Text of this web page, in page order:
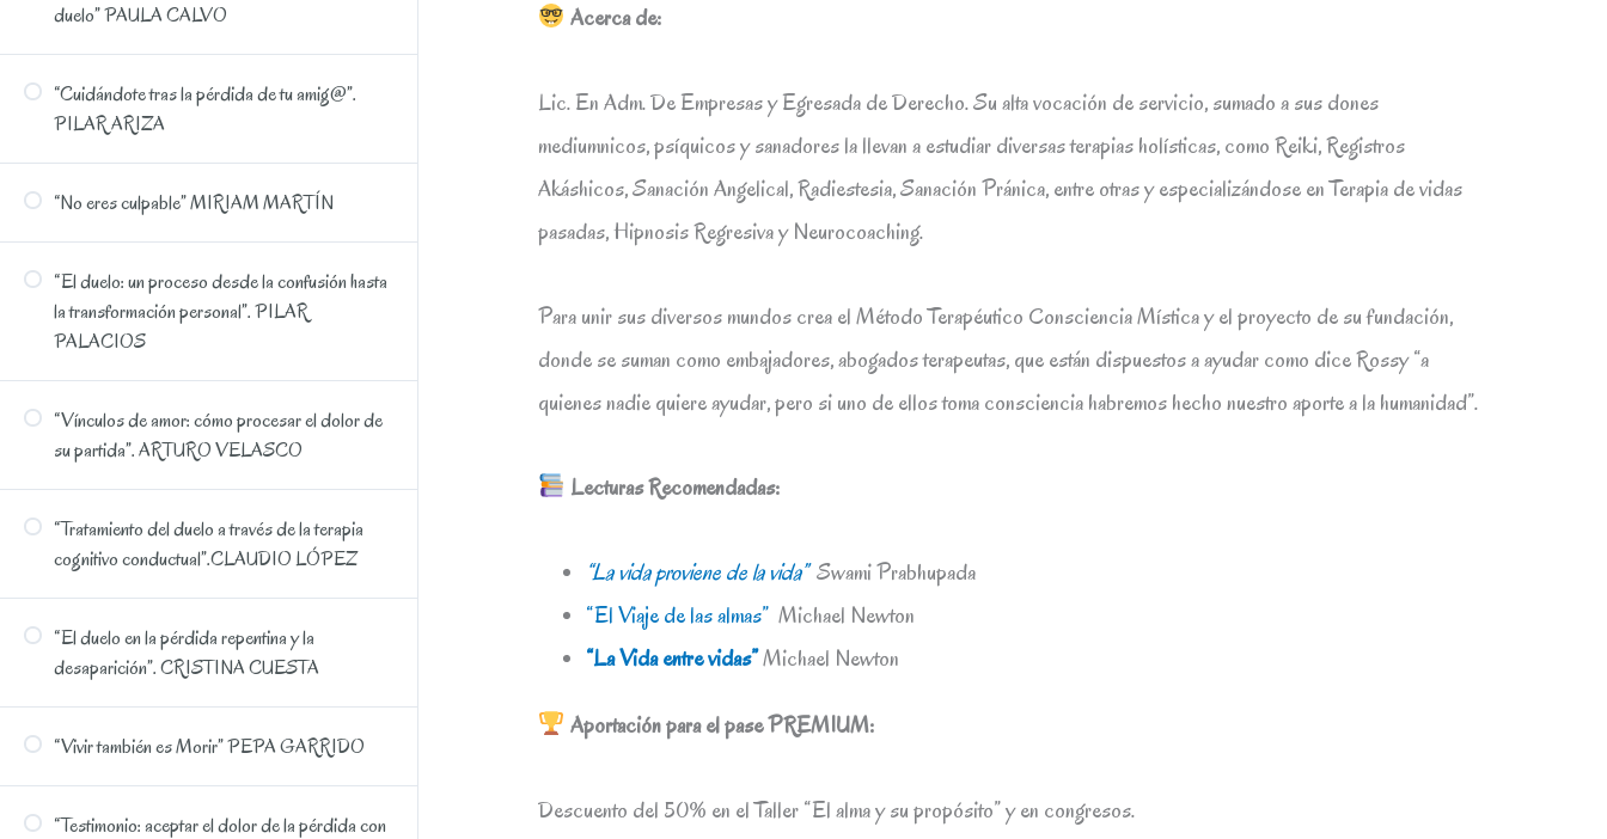
duelo” PAULA CALVO
“Cuidándote tras la pérdida de tu amig@”.
PILAR ARIZA
“No eres culpable” MIRIAM MARTÍN
“El duelo: un proceso desde la confusión hasta
la transformación personal”. PILAR
PALACIOS
“Vínculos de amor: cómo procesar el dolor de
su partida”. ARTURO VELASCO
“Tratamiento del duelo a través de la terapia
cognitivo conductual”.CLAUDIO LÓPEZ
“El duelo en la pérdida repentina y la
desaparición”. CRISTINA CUESTA
“Vivir también es Morir” PEPA GARRIDO
“Testimonio: aceptar el dolor de la pérdida con
Acerca de:
Lic. En Adm. De Empresas y Egresada de Derecho. Su alta vocación de servicio, sumado a sus dones
mediumnicos, psíquicos y sanadores la llevan a estudiar diversas terapias holísticas, como Reiki, Registros
Akáshicos, Sanación Angelical, Radiestesia, Sanación Pránica, entre otras y especializándose en Terapia de vidas
pasadas, Hipnosis Regresiva y Neurocoaching.
Para unir sus diversos mundos crea el Método Terapéutico Consciencia Mística y el proyecto de su fundación,
donde se suman como embajadores, abogados terapeutas, que están dispuestos a ayudar como dice Rossy “a
quienes nadie quiere ayudar, pero si uno de ellos toma consciencia habremos hecho nuestro aporte a la humanidad”.
Lecturas Recomendadas:
“La vida proviene de la vida”Swami Prabhupada
“El Viaje de las almas” Michael Newton
“La Vida entre vidas”Michael Newton
Aportación para el pase PREMIUM:
Descuento del 50% en el Taller “El alma y su propósito” y en congresos.